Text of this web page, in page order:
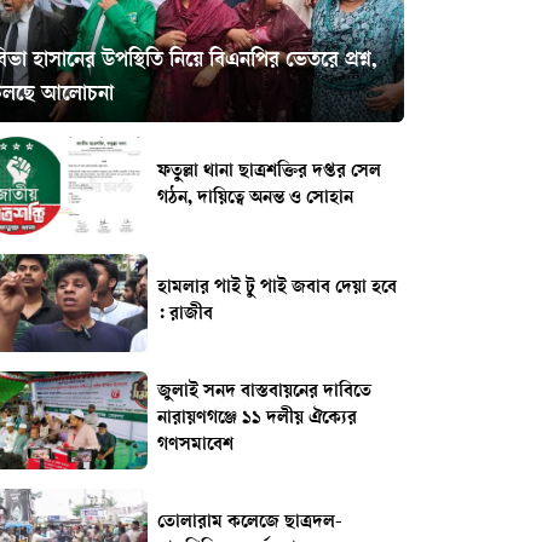
হাসানের উপস্থিতি নিয়ে বিএনপির ভেতরে প্রশ্ন,
আলোচনা
ফতুল্লা থানা ছাত্রশক্তির দপ্তর সেল
গঠন, দায়িত্বে অনন্ত ও সোহান
হামলার পাই টু পাই জবাব দেয়া হবে
: রাজীব
জুলাই সনদ বাস্তবায়নের দাবিতে
নারায়ণগঞ্জে ১১ দলীয় ঐক্যের
গণসমাবেশ
তোলারাম কলেজে ছাত্রদল-